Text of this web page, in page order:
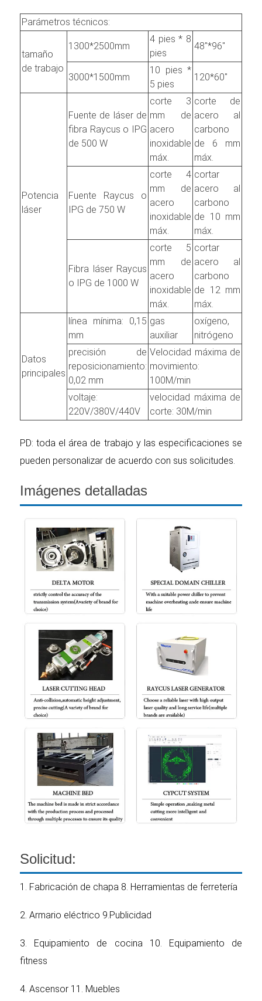
Parámetros técnicos:
tamaño
de trabajo
1300*2500mm
4 pies * 8
pies
48"*96"
3000*1500mm
10 pies *
5 pies
120*60''
Potencia
láser
Fuente de láser de
fibra Raycus o IPG
de 500 W
corte 3
mm de
acero
inoxidable
máx.
corte de
acero al
carbono
de 6 mm
máx.
Fuente Raycus o
IPG de 750 W
corte 4
mm de
acero
inoxidable
máx.
cortar
acero al
carbono
de 10 mm
máx.
Fibra láser Raycus
o IPG de 1000 W
corte 5
mm de
acero
inoxidable
máx.
cortar
acero al
carbono
de 12 mm
máx.
Datos
principales
línea mínima: 0,15
mm
gas
auxiliar
oxígeno,
nitrógeno
precisión de
reposicionamiento:
0,02 mm
Velocidad máxima de
movimiento:
100M/min
voltaje:
220V/380V/440V
velocidad máxima de
corte: 30M/min
PD: toda el área de trabajo y las especificaciones se
pueden personalizar de acuerdo con sus solicitudes.
Imágenes detalladas
Solicitud:
1. Fabricación de chapa 8. Herramientas de ferretería
2. Armario eléctrico 9.Publicidad
3. Equipamiento de cocina 10. Equipamiento de
fitness
4. Ascensor 11. Muebles